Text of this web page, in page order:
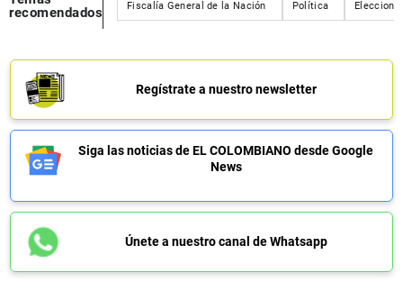
recomendados
Fiscalía General de la Nación Política
Regístrate a nuestro newsletter
Siga las noticias de EL COLOMBIANO desde Google
News
Únete a nuestro canal de Whatsapp